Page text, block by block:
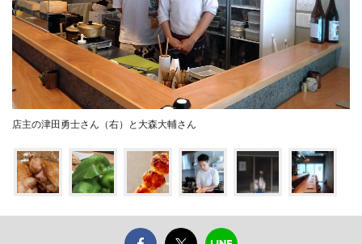
店主の津田勇士さん（右）と大森大輔さん